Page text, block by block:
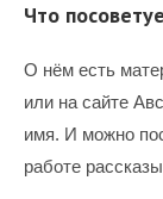
Что
О нём есть
или на сайте
имя. И можно
работе